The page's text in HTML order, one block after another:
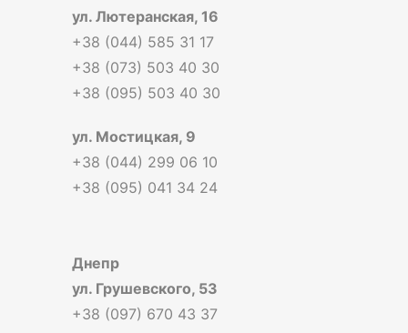
ул. Лютеранская, 16
+38 (044) 585 31 17
+38 (073) 503 40 30
+38 (095) 503 40 30
ул. Мостицкая, 9
+38 (044) 299 06 10
+38 (095) 041 34 24
Днепр
ул. Грушевского, 53
+38 (097) 670 43 37